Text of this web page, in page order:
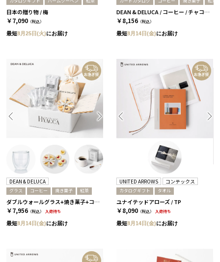
日本の贈り物 / 梅
￥7,090 （税込）
最短8月25日(火)にお届け
DEAN & DELUCA / コーヒー / チャコール
￥8,156 （税込）
最短8月14日(金)にお届け
DEAN & DELUCA
グラス コーヒー 焼き菓子 紅茶
ダブルウォールグラス+焼き菓子+コーヒー or 紅茶［ディーン＆デルーカ］ コーヒー
￥7,956 （税込） 入荷待ち
最短8月14日(金)にお届け
UNITED ARROWS コンテックス
カタログギフト タオル
ユナイテッドアローズ / TP
￥8,090 （税込） 入荷待ち
最短8月14日(金)にお届け